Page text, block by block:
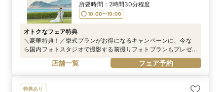
所要時間： 2時間30分程度
10:00〜19:00
オトクなフェア特典
＼豪華特典！／挙式プランがお得になるキャンペーンに、今な
ら国内フォトスタジオで撮影する前撮りフォトプランもプレゼ
店舗一覧 フェア予約
特典あり